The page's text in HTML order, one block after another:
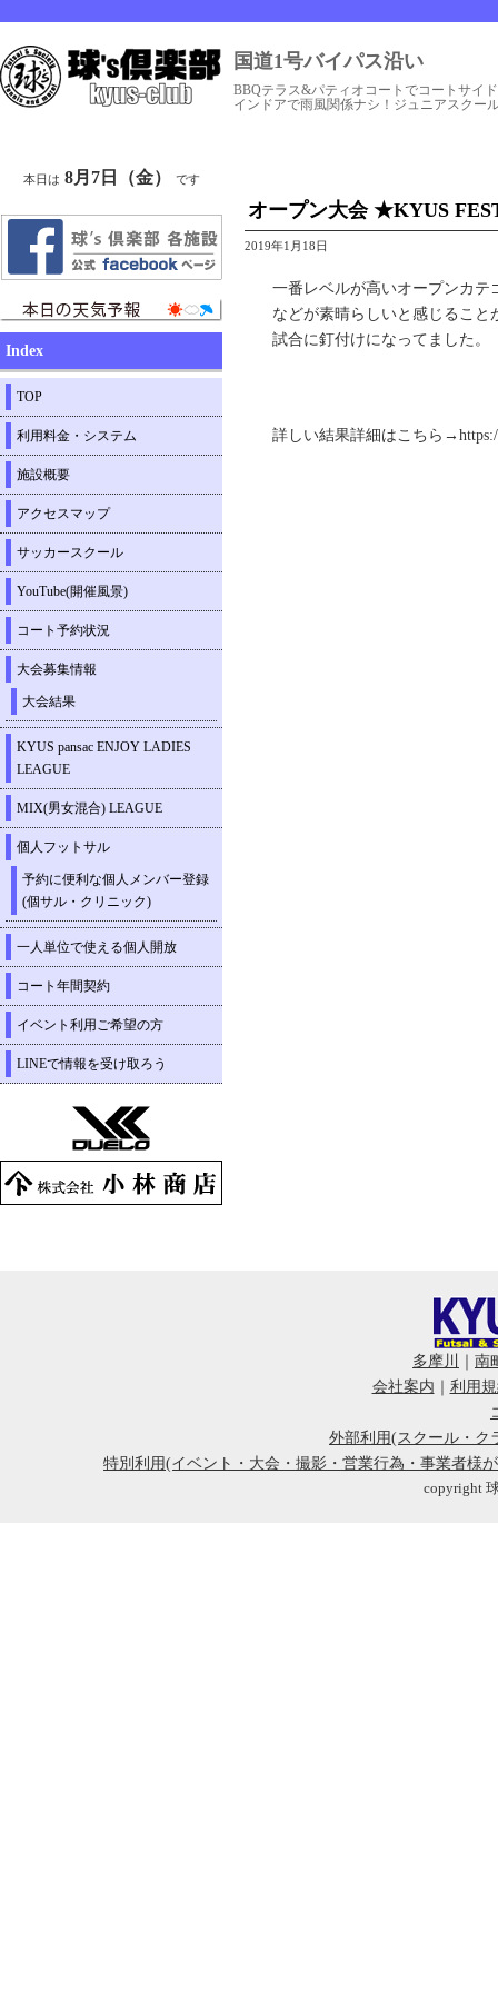
国道1号バイパス沿い
BBQテラス&パティオコートでコートサイ
インドアで雨風関係ナシ！ジュニアスクー
オープン大会 ★KYUS
2019年1月18日
一番レベルが高いオープンカテ
などが素晴らしいと感じるこ
試合に釘付けになってました。
詳しい結果詳細はこちら→https://
本日は 8月7日（金） です
Index
TOP
利用料金・システム
施設概要
アクセスマップ
サッカースクール
YouTube(開催風景)
コート予約状況
大会募集情報
大会結果
KYUS pansac ENJOY LADIES
LEAGUE
MIX(男女混合) LEAGUE
個人フットサル
予約に便利な個人メンバー登録
(個サル・クリニック)
一人単位で使える個人開放
コート年間契約
イベント利用ご希望の方
LINEで情報を受け取ろう
多摩川
南
会社案内
利用
外部利用(スクール・ク
特別利用(イベント・大会・撮影・営業行為・事業者様
copyright